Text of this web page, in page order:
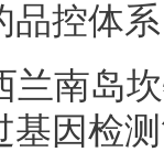
品控体
兰南岛
基因检